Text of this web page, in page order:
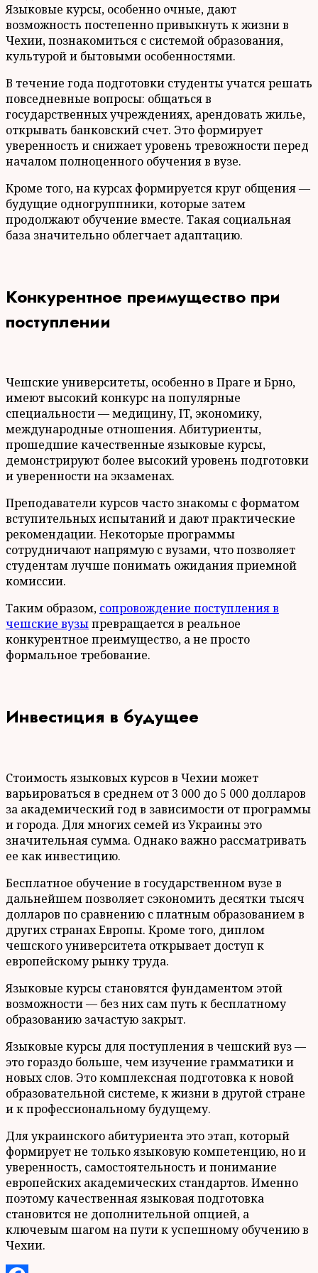
Языковые курсы, особенно очные, дают
возможность постепенно привыкнуть к жизни в
Чехии, познакомиться с системой образования,
культурой и бытовыми особенностями.
В течение года подготовки студенты учатся решать
повседневные вопросы: общаться в
государственных учреждениях, арендовать жилье,
открывать банковский счет. Это формирует
уверенность и снижает уровень тревожности перед
началом полноценного обучения в вузе.
Кроме того, на курсах формируется круг общения —
будущие одногруппники, которые затем
продолжают обучение вместе. Такая социальная
база значительно облегчает адаптацию.
Конкурентное преимущество при
поступлении
Чешские университеты, особенно в Праге и Брно,
имеют высокий конкурс на популярные
специальности — медицину, IT, экономику,
международные отношения. Абитуриенты,
прошедшие качественные языковые курсы,
демонстрируют более высокий уровень подготовки
и уверенности на экзаменах.
Преподаватели курсов часто знакомы с форматом
вступительных испытаний и дают практические
рекомендации. Некоторые программы
сотрудничают напрямую с вузами, что позволяет
студентам лучше понимать ожидания приемной
комиссии.
Таким образом, сопровождение поступления в
чешские вузыпревращается в реальное
конкурентное преимущество, а не просто
формальное требование.
Инвестиция в будущее
Стоимость языковых курсов в Чехии может
варьироваться в среднем от 3 000 до 5 000 долларов
за академический год в зависимости от программы
и города. Для многих семей из Украины это
значительная сумма. Однако важно рассматривать
ее как инвестицию.
Бесплатное обучение в государственном вузе в
дальнейшем позволяет сэкономить десятки тысяч
долларов по сравнению с платным образованием в
других странах Европы. Кроме того, диплом
чешского университета открывает доступ к
европейскому рынку труда.
Языковые курсы становятся фундаментом этой
возможности — без них сам путь к бесплатному
образованию зачастую закрыт.
Языковые курсы для поступления в чешский вуз —
это гораздо больше, чем изучение грамматики и
новых слов. Это комплексная подготовка к новой
образовательной системе, к жизни в другой стране
и к профессиональному будущему.
Для украинского абитуриента это этап, который
формирует не только языковую компетенцию, но и
уверенность, самостоятельность и понимание
европейских академических стандартов. Именно
поэтому качественная языковая подготовка
становится не дополнительной опцией, а
ключевым шагом на пути к успешному обучению в
Чехии.